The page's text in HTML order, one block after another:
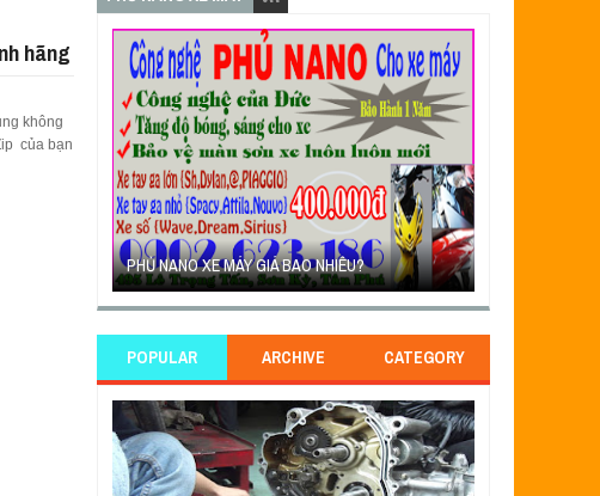
hãng
không
của bạn
PHỦ NANO XE MÁY GIÁ BAO NHIÊU?
POPULAR ARCHIVE CATEGORY